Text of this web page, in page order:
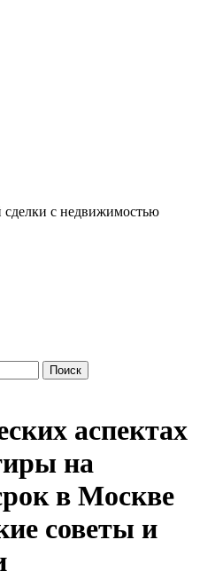
сделки с недвижимостью
Поиск
аспектах
на
в Москве
советы и